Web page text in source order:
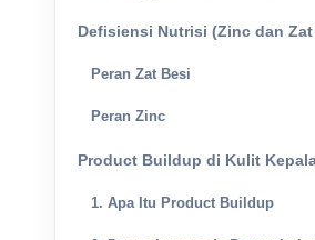
Defisiensi Nutrisi (Zinc dan Zat
Peran Zat Besi
Peran Zinc
Product Buildup di Kulit
1. Apa Itu Product Buildup